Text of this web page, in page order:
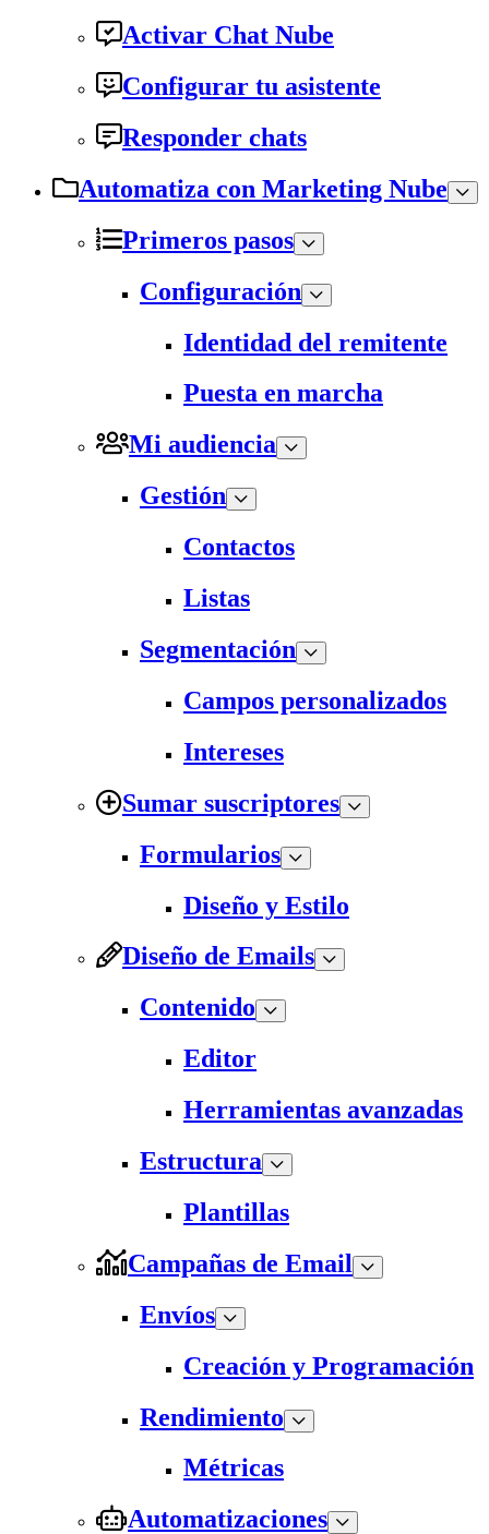
Activar Chat Nube
Configurar tu asistente
Responder chats
Automatiza con Marketing Nube
Primeros pasos
Configuración
Identidad del remitente
Puesta en marcha
Mi audiencia
Gestión
Contactos
Listas
Segmentación
Campos personalizados
Intereses
Sumar suscriptores
Formularios
Diseño y Estilo
Diseño de Emails
Contenido
Editor
Herramientas avanzadas
Estructura
Plantillas
Campañas de Email
Envíos
Creación y Programación
Rendimiento
Métricas
Automatizaciones